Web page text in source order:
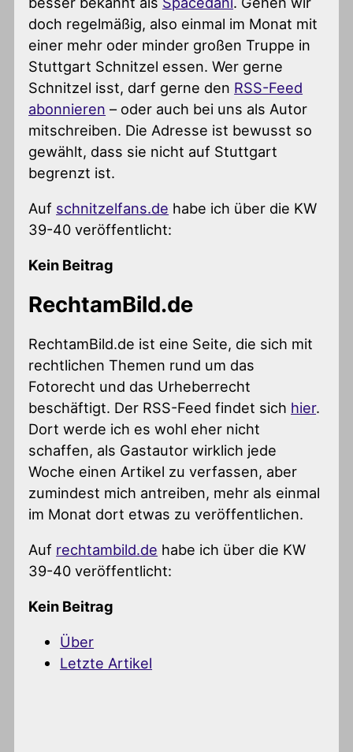
doch regelmäßig, also einmal im Monat mit
einer mehr oder minder großen Truppe in
Stuttgart Schnitzel essen. Wer gerne
Schnitzel isst, darf gerne den RSS-Feed
abonnieren – oder auch bei uns als Autor
mitschreiben. Die Adresse ist bewusst so
gewählt, dass sie nicht auf Stuttgart
begrenzt ist.
Auf schnitzelfans.de habe ich über die KW
39-40 veröffentlicht:
Kein Beitrag
RechtamBild.de
RechtamBild.de ist eine Seite, die sich mit
rechtlichen Themen rund um das
Fotorecht und das Urheberrecht
beschäftigt. Der RSS-Feed findet sich hier.
Dort werde ich es wohl eher nicht
schaffen, als Gastautor wirklich jede
Woche einen Artikel zu verfassen, aber
zumindest mich antreiben, mehr als einmal
im Monat dort etwas zu veröffentlichen.
Auf rechtambild.de habe ich über die KW
39-40 veröffentlicht:
Kein Beitrag
Über
Letzte Artikel